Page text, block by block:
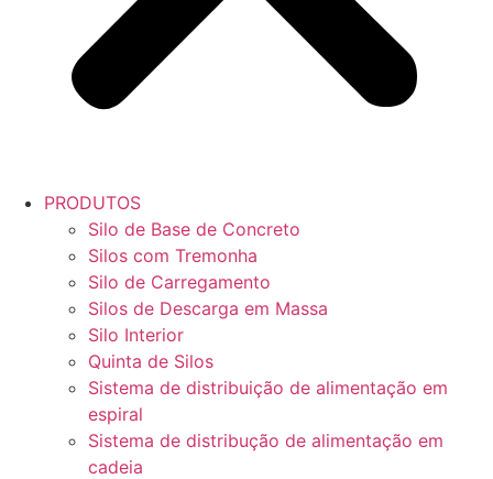
PRODUTOS
Silo de Base de Concreto
Silos com Tremonha
Silo de Carregamento
Silos de Descarga em Massa
Silo Interior
Quinta de Silos
Sistema de distribuição de alimentação em
espiral
Sistema de distribução de alimentação em
cadeia